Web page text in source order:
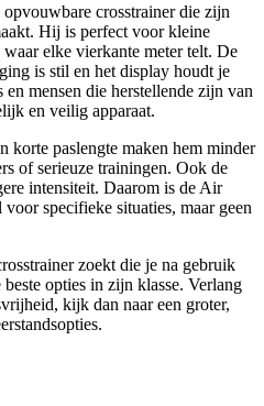
crosstrainer die zijn
Hij is perfect voor kleine
elke vierkante meter telt. De
is stil en het display houdt je
mensen die herstellende zijn van
en veilig apparaat.
korte paslengte maken hem minder
of serieuze trainingen. Ook de
intensiteit. Daarom is de Air
specifieke situaties, maar geen
zoekt die je na gebruik
opties in zijn klasse. Verlang
kijk dan naar een groter,